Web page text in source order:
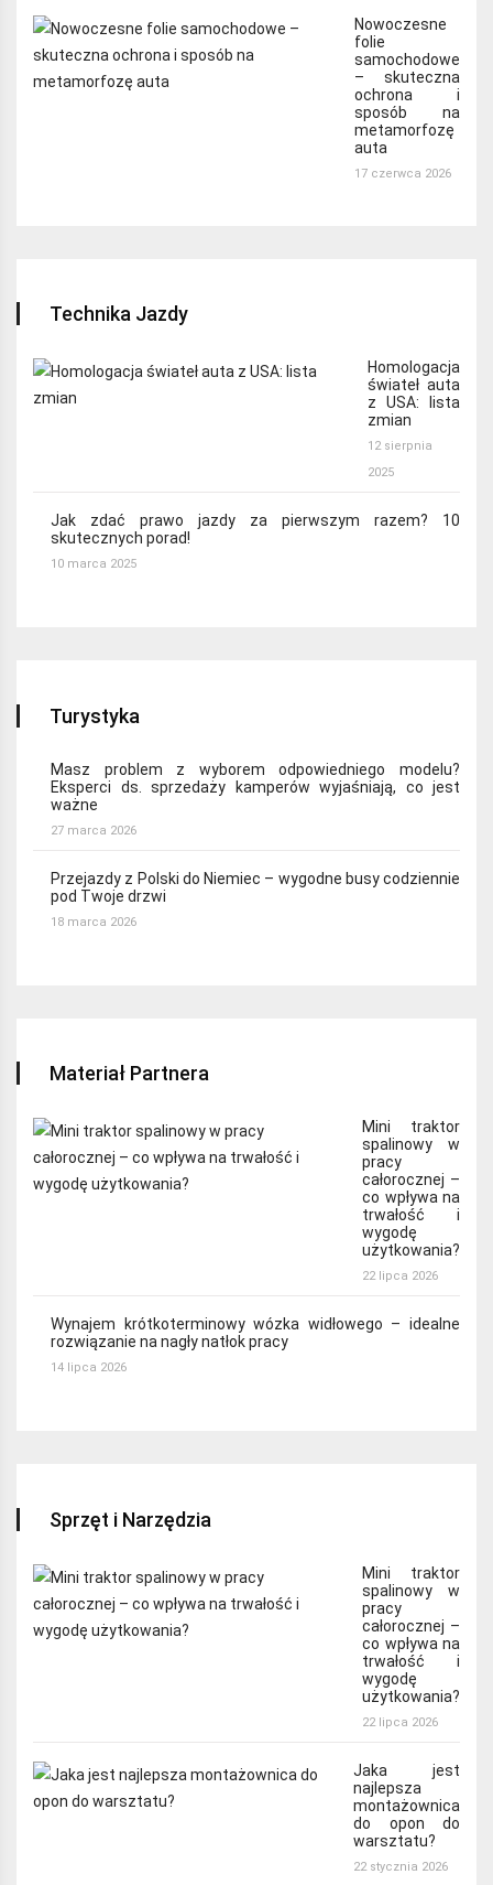
Nowoczesne
folie
samochodowe
– skuteczna
ochrona i
sposób na
metamorfozę
auta
17 czerwca 2026
Technika Jazdy
Homologacja
świateł auta
z USA: lista
zmian
12 sierpnia
2025
Jak zdać prawo jazdy za pierwszym razem? 10
skutecznych porad!
10 marca 2025
Turystyka
Masz problem z wyborem odpowiedniego modelu?
Eksperci ds. sprzedaży kamperów wyjaśniają, co jest
ważne
27 marca 2026
Przejazdy z Polski do Niemiec – wygodne busy codziennie
pod Twoje drzwi
18 marca 2026
Materiał Partnera
Mini traktor
spalinowy w
pracy
całorocznej –
co wpływa na
trwałość i
wygodę
użytkowania?
22 lipca 2026
Wynajem krótkoterminowy wózka widłowego – idealne
rozwiązanie na nagły natłok pracy
14 lipca 2026
Sprzęt i Narzędzia
Mini traktor
spalinowy w
pracy
całorocznej –
co wpływa na
trwałość i
wygodę
użytkowania?
22 lipca 2026
Jaka jest
najlepsza
montażownica
do opon do
warsztatu?
22 stycznia 2026